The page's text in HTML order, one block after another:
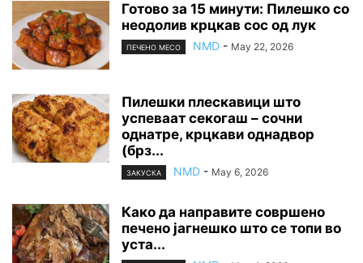
Готово за 15 минути: Пилешко со
неодолив крцкав сос од лук
ПЕЧЕНО МЕСО NMD - May 22, 2026
Пилешки плескавици што
успеваат секогаш – сочни
однатре, крцкави однадвор
(брз...
ЗАКУСКА NMD - May 6, 2026
Како да направите совршено
печено јагнешко што се топи во
уста...